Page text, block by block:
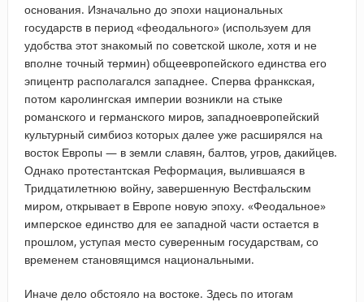
основания. Изначально до эпохи национальных
государств в период «феодального» (используем для
удобства этот знакомый по советской школе, хотя и не
вполне точный термин) общеевропейского единства его
эпицентр располагался западнее. Сперва франкская,
потом каролингская империи возникли на стыке
романского и германского миров, западноевропейский
культурный симбиоз которых далее уже расширялся на
восток Европы — в земли славян, балтов, угров, дакийцев.
Однако протестантская Реформация, вылившаяся в
Тридцатилетнюю войну, завершенную Вестфальским
миром, открывает в Европе новую эпоху. «Феодальное»
имперское единство для ее западной части остается в
прошлом, уступая место суверенным государствам, со
временем становящимся национальными.
Иначе дело обстояло на востоке. Здесь по итогам